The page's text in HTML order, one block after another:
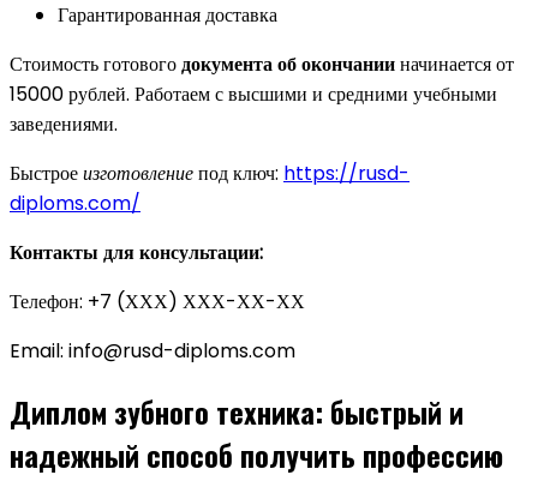
Гарантированная доставка
Стоимость готовогодокумента об окончанииначинается от
15000 рублей. Работаем с высшими и средними учебными
заведениями.
Быстроеизготовлениепод ключ: https://rusd-
diploms.com/
Контакты для консультации:
Телефон: +7 (ХХХ) ХХХ-ХХ-ХХ
Email: info@rusd-diploms.com
Диплом зубного техника: быстрый и
надежный способ получить профессию